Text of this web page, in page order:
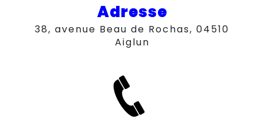
Adresse
38, avenue Beau de Rochas, 04510
Aiglun